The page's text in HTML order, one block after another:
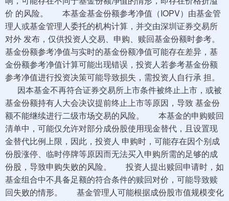
价 的风险。 本基金基金份额参考净值（IOPV）由基金管
理人或基金管理人委托的机构计算，并交由深圳证券交易所
对外 发布，仅供投资人交易、申购、赎回基金份额时参考。
基金份额参考净值与实时的基金份额净值可能存在差异，基
金份额参考净值计算可能出现错误，投资人若参考基金份额
参考净值进行投资决策可能导致损失，需投资人自行承 担。
因本基金不再符合证券交易所上市条件被终止上市，或被
基金份额持有人大会决议提前终止上市等原因，导致 基金份
额不能继续进行二级市场交易的风险。 本基金的申购赎回
清单中，可能仅允许对部分成份股使用现金替代，且设置现
金替代比例上限，因此，投资人 申购时，可能存在因个别成
份股涨停、临时停牌等原因而无法买入申购所需的足够的成
份股，导致申购失败的风险。 投资人提出赎回申请时，如
基金组合中不具备足额的符合条件的赎回对价，可能导致赎
回失败的情形。 基金管理人可能根据成份股市值规模变化